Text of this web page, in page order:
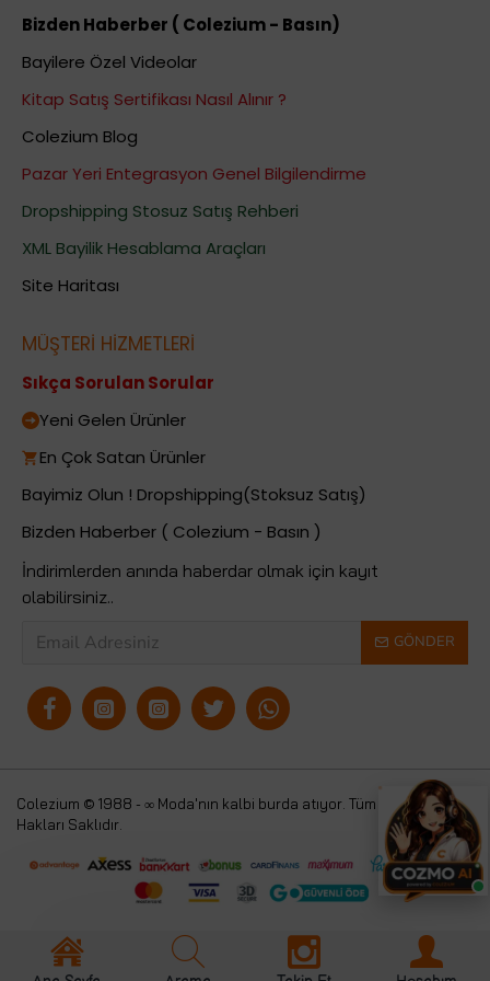
Bizden Haberber ( Colezium - Basın)
Bayilere Özel Videolar
Kitap Satış Sertifikası Nasıl Alınır ?
Colezium Blog
Pazar Yeri Entegrasyon Genel Bilgilendirme
Dropshipping Stosuz Satış Rehberi
XML Bayilik Hesablama Araçları
Site Haritası
MÜŞTERİ HİZMETLERİ
Sıkça Sorulan Sorular
Yeni Gelen Ürünler
En Çok Satan Ürünler
Bayimiz Olun ! Dropshipping(Stoksuz Satış)
Bizden Haberber ( Colezium - Basın )
İndirimlerden anında haberdar olmak için kayıt
olabilirsiniz..
GÖNDER
Colezium © 1988 - ∞ Moda'nın kalbi burda atıyor. Tüm
Hakları Saklıdır.
Colezium